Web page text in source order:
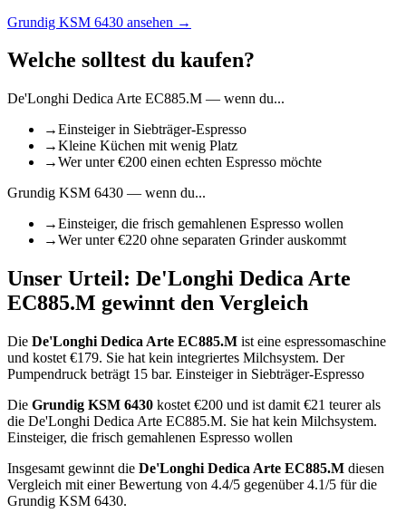
Grundig KSM 6430 ansehen →
Welche solltest du kaufen?
De'Longhi Dedica Arte EC885.M — wenn du...
→Einsteiger in Siebträger-Espresso
→Kleine Küchen mit wenig Platz
→Wer unter €200 einen echten Espresso möchte
Grundig KSM 6430 — wenn du...
→Einsteiger, die frisch gemahlenen Espresso wollen
→Wer unter €220 ohne separaten Grinder auskommt
Unser Urteil: De'Longhi Dedica Arte
EC885.M gewinnt den Vergleich
Die De'Longhi Dedica Arte EC885.M ist eine espressomaschine
und kostet €179. Sie hat kein integriertes Milchsystem. Der
Pumpendruck beträgt 15 bar. Einsteiger in Siebträger-Espresso
Die Grundig KSM 6430 kostet €200 und ist damit €21 teurer als
die De'Longhi Dedica Arte EC885.M. Sie hat kein Milchsystem.
Einsteiger, die frisch gemahlenen Espresso wollen
Insgesamt gewinnt die De'Longhi Dedica Arte EC885.M diesen
Vergleich mit einer Bewertung von 4.4/5 gegenüber4.1/5 für die
Grundig KSM 6430.